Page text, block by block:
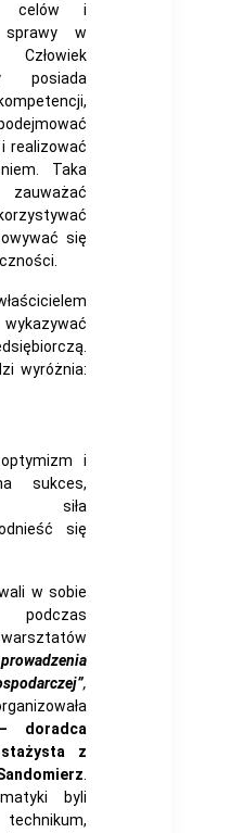
celów i
sprawy w
posiada
realizować
Taka
się
wyróżnia:
optymizm i
sukces,
siła
się
w sobie
,
doradca
z
.
byli